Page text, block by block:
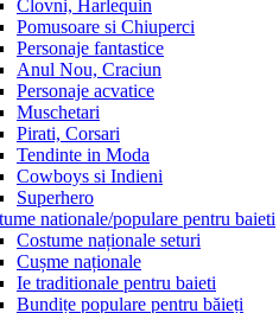
Clovni, Harlequin
Pomusoare si Chiuperci
Personaje fantastice
Anul Nou, Craciun
Personaje acvatice
Muschetari
Pirati, Corsari
Tendinte in Moda
Cowboys si Indieni
Superhero
nationale/populare pentru baieti
Costume naționale seturi
Cușme naționale
Ie traditionale pentru baieti
Bundițe populare pentru băieți